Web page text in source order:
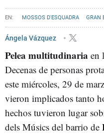
MOSSOS D'ESQUADRA GRAN
Ángela Vázquez
Pelea multitudinaria en
Decenas de personas
este miércoles, 29 de
vieron implicados tanto
hechos tuvieron lugar
dels Músics del barrio de